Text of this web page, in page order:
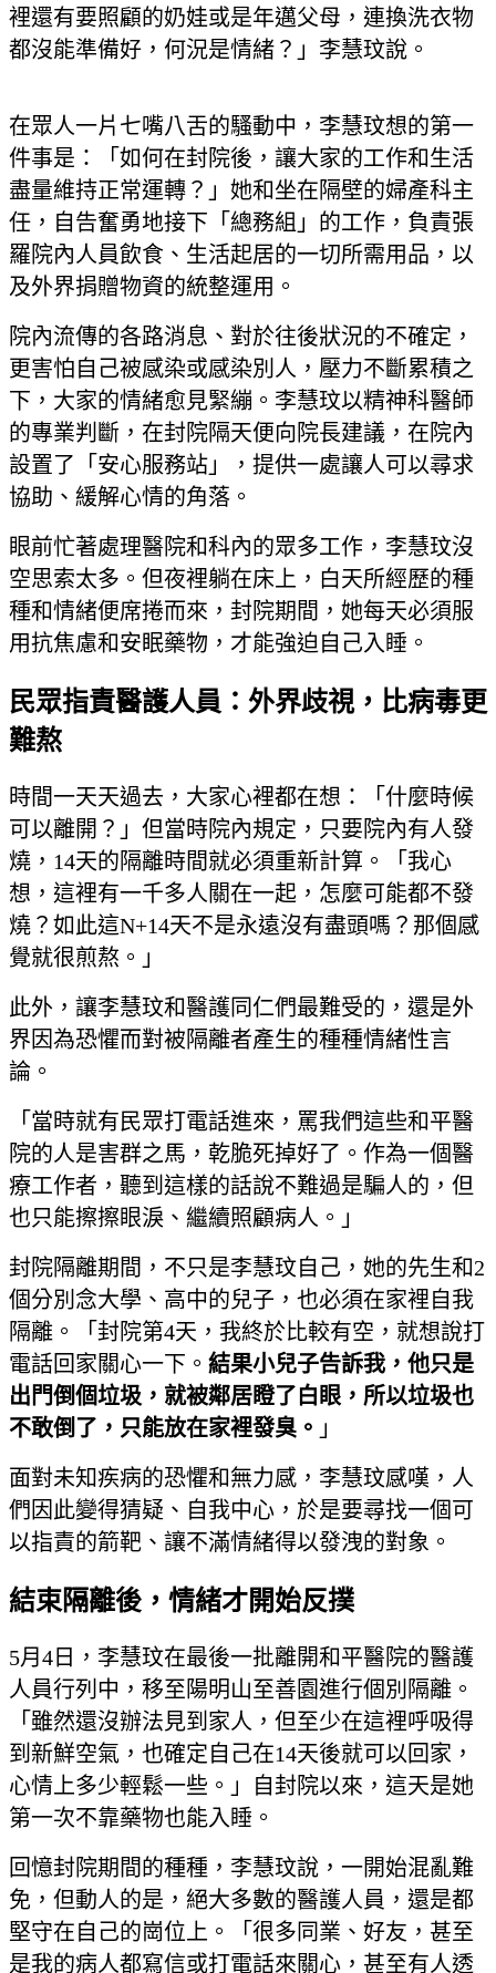
裡還有要照顧的奶娃或是年邁父母，連換洗衣物
都沒能準備好，何況是情緒？」李慧玟說。
在眾人一片七嘴八舌的騷動中，李慧玟想的第一
件事是：「如何在封院後，讓大家的工作和生活
盡量維持正常運轉？」她和坐在隔壁的婦產科主
任，自告奮勇地接下「總務組」的工作，負責張
羅院內人員飲食、生活起居的一切所需用品，以
及外界捐贈物資的統整運用。
院內流傳的各路消息、對於往後狀況的不確定，
更害怕自己被感染或感染別人，壓力不斷累積之
下，大家的情緒愈見緊繃。李慧玟以精神科醫師
的專業判斷，在封院隔天便向院長建議，在院內
設置了「安心服務站」，提供一處讓人可以尋求
協助、緩解心情的角落。
眼前忙著處理醫院和科內的眾多工作，李慧玟沒
空思索太多。但夜裡躺在床上，白天所經歷的種
種和情緒便席捲而來，封院期間，她每天必須服
用抗焦慮和安眠藥物，才能強迫自己入睡。
民眾指責醫護人員：外界歧視，比病毒更
難熬
時間一天天過去，大家心裡都在想：「什麼時候
可以離開？」但當時院內規定，只要院內有人發
燒，14天的隔離時間就必須重新計算。「我心
想，這裡有一千多人關在一起，怎麼可能都不發
燒？如此這N+14天不是永遠沒有盡頭嗎？那個感
覺就很煎熬。」
此外，讓李慧玟和醫護同仁們最難受的，還是外
界因為恐懼而對被隔離者產生的種種情緒性言
論。
「當時就有民眾打電話進來，罵我們這些和平醫
院的人是害群之馬，乾脆死掉好了。作為一個醫
療工作者，聽到這樣的話說不難過是騙人的，但
也只能擦擦眼淚、繼續照顧病人。」
封院隔離期間，不只是李慧玟自己，她的先生和2
個分別念大學、高中的兒子，也必須在家裡自我
隔離。「封院第4天，我終於比較有空，就想說打
電話回家關心一下。 結果小兒子告訴我，他只是
出門倒個垃圾，就被鄰居瞪了白眼，所以垃圾也
不敢倒了，只能放在家裡發臭。 」
面對未知疾病的恐懼和無力感，李慧玟感嘆，人
們因此變得猜疑、自我中心，於是要尋找一個可
以指責的箭靶、讓不滿情緒得以發洩的對象。
結束隔離後，情緒才開始反撲
5月4日，李慧玟在最後一批離開和平醫院的醫護
人員行列中，移至陽明山至善園進行個別隔離。
「雖然還沒辦法見到家人，但至少在這裡呼吸得
到新鮮空氣，也確定自己在14天後就可以回家，
心情上多少輕鬆一些。」自封院以來，這天是她
第一次不靠藥物也能入睡。
回憶封院期間的種種，李慧玟說，一開始混亂難
免，但動人的是，絕大多數的醫護人員，還是都
堅守在自己的崗位上。「很多同業、好友，甚至
是我的病人都寫信或打電話來關心，甚至有人透